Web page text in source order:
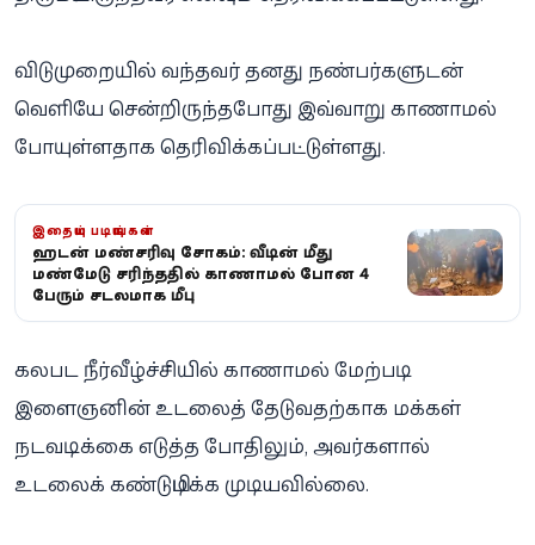
விடுமுறையில் வந்தவர் தனது நண்பர்களுடன்
வெளியே சென்றிருந்தபோது இவ்வாறு காணாமல்
போயுள்ளதாக தெரிவிக்கப்பட்டுள்ளது.
இதையும் படியுங்கள்
ஹட்டன் மண்சரிவு சோகம்: வீட்டின் மீது
மண்மேடு சரிந்ததில் காணாமல் போன 4
பேரும் சடலமாக மீட்பு
கலபட நீர்வீழ்ச்சியில் காணாமல் மேற்படி
இளைஞனின் உடலைத் தேடுவதற்காக மக்கள்
நடவடிக்கை எடுத்த போதிலும், அவர்களால்
உடலைக் கண்டுபிடிக்க முடியவில்லை.